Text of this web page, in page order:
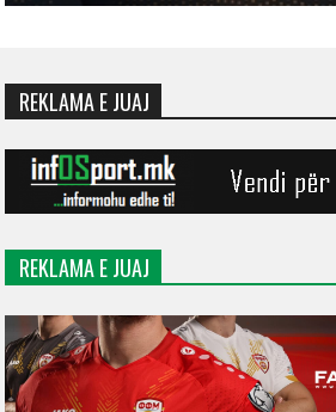
REKLAMA E JUAJ
REKLAMA E JUAJ